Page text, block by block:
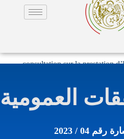
consultation sur la prestation
العمومية
/ 2023